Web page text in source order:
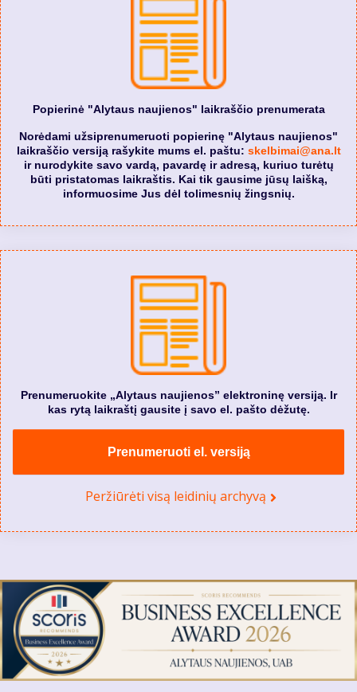
Popierinė "Alytaus naujienos" laikraščio prenumerata
Norėdami užsiprenumeruoti popierinę "Alytaus naujienos"
laikraščio versiją rašykite mums el. paštu: skelbimai@ana.lt
ir nurodykite savo vardą, pavardę ir adresą, kuriuo turėtų
būti pristatomas laikraštis. Kai tik gausime jūsų laišką,
informuosime Jus dėl tolimesnių žingsnių.
Prenumeruokite „Alytaus naujienos” elektroninę versiją. Ir
kas rytą laikraštį gausite į savo el. pašto dėžutę.
Prenumeruoti el. versiją
Peržiūrėti visą leidinių archyvą